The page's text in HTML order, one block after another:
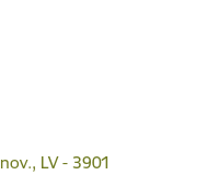
LV - 3901